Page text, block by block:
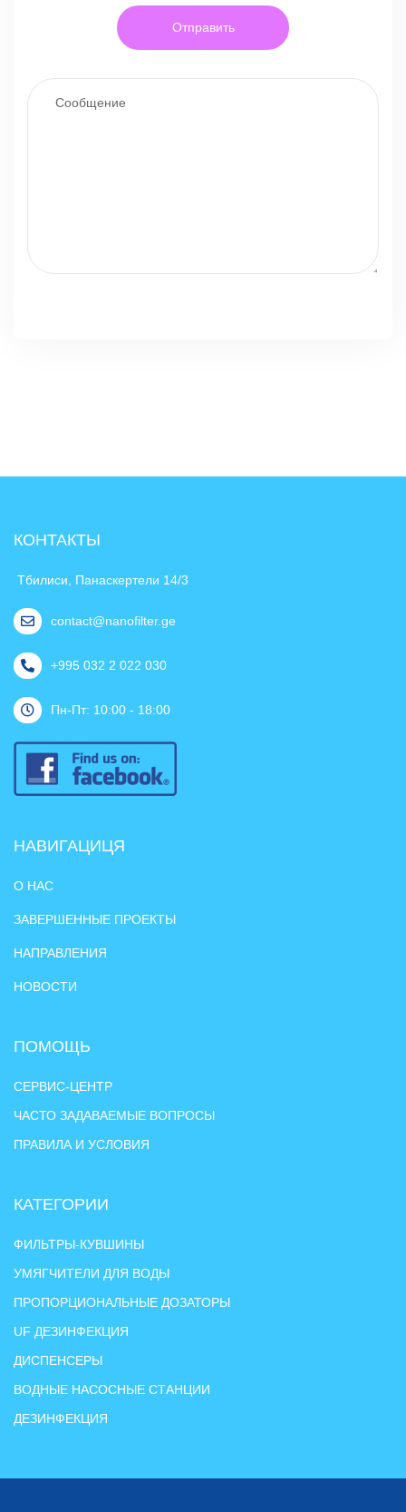
КОНТАКТЫ
Тбилиси, Панаскертели 14/3
contact@nanofilter.ge
+995 032 2 022 030
Пн-Пт: 10:00 - 18:00
НАВИГАЦИЦЯ
О НАС
ЗАВЕРШЕННЫЕ ПРОЕКТЫ
НАПРАВЛЕНИЯ
НОВОСТИ
ПОМОЩЬ
СЕРВИС-ЦЕНТР
ЧАСТО ЗАДАВАЕМЫЕ ВОПРОСЫ
ПРАВИЛА И УСЛОВИЯ
КАТЕГОРИИ
ФИЛЬТРЫ-КУВШИНЫ
УМЯГЧИТЕЛИ ДЛЯ ВОДЫ
ПРОПОРЦИОНАЛЬНЫЕ ДОЗАТОРЫ
UF ДЕЗИНФЕКЦИЯ
ДИСПЕНСЕРЫ
ВОДНЫЕ НАСОСНЫЕ СТАНЦИИ
ДЕЗИНФЕКЦИЯ